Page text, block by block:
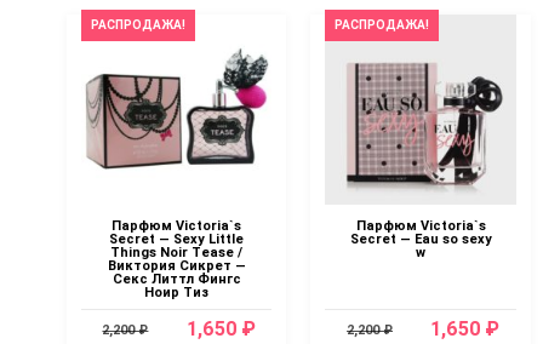
РАСПРОДАЖА!
Парфюм Victoria`s
Secret — Sexy Little
Things Noir Tease /
Виктория Сикрет —
Секс Литтл Фингс
Ноир Тиз
2,200 ₽ 1,650 ₽
РАСПРОДАЖА!
Парфюм Victoria`s
Secret — Eau so sexy
w
2,200 ₽ 1,650 ₽